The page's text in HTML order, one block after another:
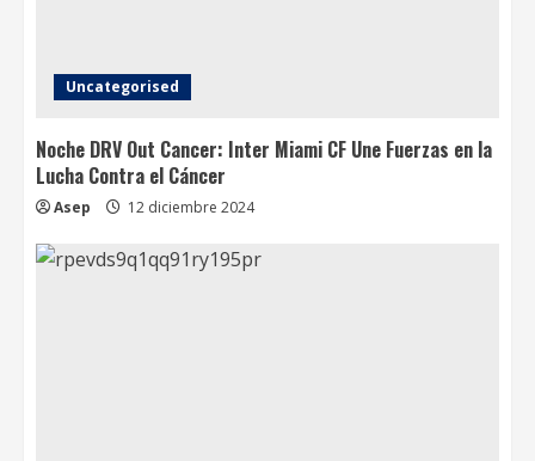
Uncategorised
Noche DRV Out Cancer: Inter Miami CF Une Fuerzas en la
Lucha Contra el Cáncer
Asep 12 diciembre 2024